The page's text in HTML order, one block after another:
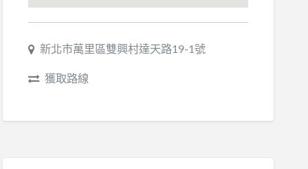
新北市萬里區雙興村達天路19-1號
獲取路線